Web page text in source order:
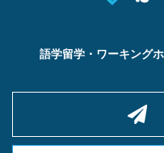
語学留学・ワーキング